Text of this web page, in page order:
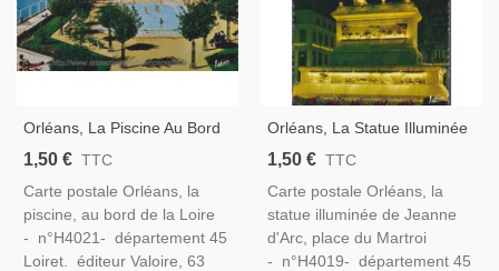
Orléans, La Piscine Au Bord
De La Loire - Carte Postale
1,50 € TTC
Carte postale Orléans, la
piscine, au bord de la Loire
- n°H4021- département 45
Loiret. éditeur Valoire, 63
Orléans, La Statue Illuminée
De Jeanne D'Arc, Carte
Loiret - Jeanne D'Arc,
1,50 € TTC
Carte postale Orléans, la
statue illuminée de Jeanne
d'Arc, place du Martroi
- n°H4019- département 45